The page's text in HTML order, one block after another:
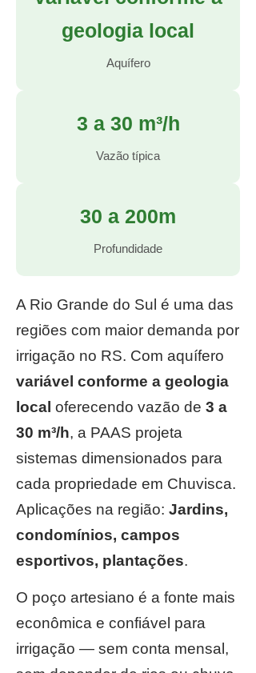
geologia local
Aquífero
3 a 30 m³/h
Vazão típica
30 a 200m
Profundidade
A Rio Grande do Sul é uma das
regiões com maior demanda por
irrigação no RS. Com aquífero
variável conforme a geologia
local oferecendo vazão de 3 a
30 m³/h, a PAAS projeta
sistemas dimensionados para
cada propriedade em Chuvisca.
Aplicações na região: Jardins,
condomínios, campos
esportivos, plantações.
O poço artesiano é a fonte mais
econômica e confiável para
irrigação — sem conta mensal,